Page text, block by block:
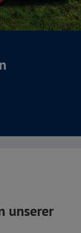
unserer